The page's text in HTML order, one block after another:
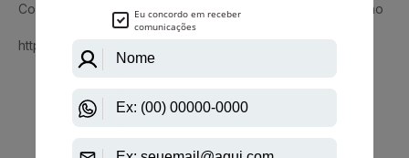
Conheça também Ghala Al Wataniah Eau De Parfum Feminino
https://www.aazperfumes.com.br/Al-Wataniah